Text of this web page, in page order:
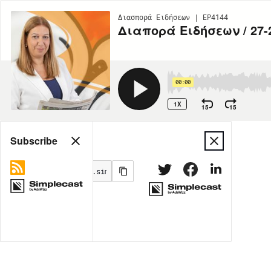
Διασπορά Ειδήσεων | EP4144
Διαπορά Ειδήσεων / 27-
00:00
1X 15 15
Share
MORE OPTIONS
Subscribe